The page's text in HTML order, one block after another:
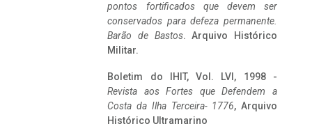
pontos fortificados que devem ser
conservados para defeza permanente.
Barão de Bastos. Arquivo Histórico
Militar.
Boletim do IHIT, Vol. LVI, 1998 -
Revista aos Fortes que Defendem a
Costa da Ilha Terceira- 1776, Arquivo
Histórico Ultramarino